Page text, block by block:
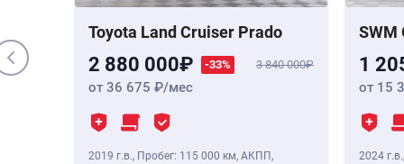
Toyota Land Cruiser Prado
2 880 000 -33% 3 840 000
от 36 675 /мес
2019 г.в., Пробег: 115 000 км, АКПП,
SWM
1
от 15
2024 г.в.,